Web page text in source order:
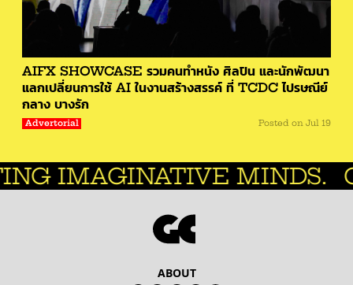
AIFX SHOWCASE รวมคนทำหนัง ศิลปิน และนักพัฒนา
แลกเปลี่ยนการใช้ AI ในงานสร้างสรรค์ ที่ TCDC ไปรษณีย์
กลาง บางรัก
Advertorial Posted on Jul 19
MINDS.
ABOUT